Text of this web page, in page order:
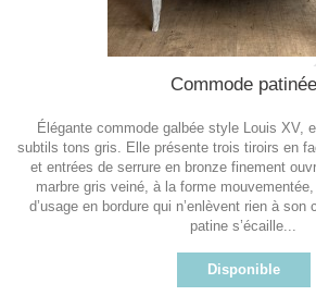
Commode patinée
Élégante commode galbée style Louis XV,
subtils tons gris. Elle présente trois tiroirs en
et entrées de serrure en bronze finement
marbre gris veiné, à la forme
d’usage en bordure qui n’enlèvent rien à son
patine s’écaille...
Disponible